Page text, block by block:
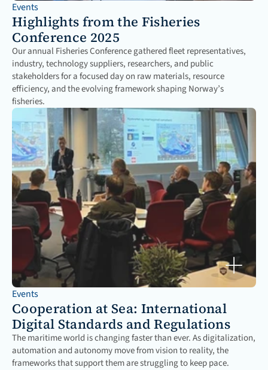
Events
Highlights from the Fisheries
Conference 2025
Our annual Fisheries Conference gathered fleet representatives,
industry, technology suppliers, researchers, and public
stakeholders for a focused day on raw materials, resource
efficiency, and the evolving framework shaping Norway’s
fisheries.
Events
Cooperation at Sea: International
Digital Standards and Regulations
The maritime world is changing faster than ever. As digitalization,
automation and autonomy move from vision to reality, the
frameworks that support them are struggling to keep pace.